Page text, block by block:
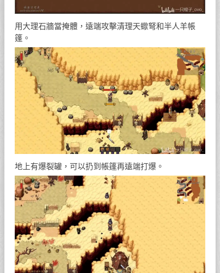
用大理石牆當掩體，遠端攻擊清理天蠍弩和半人羊帳
篷。
地上有爆裂罐，可以扔到帳篷再遠端打爆。